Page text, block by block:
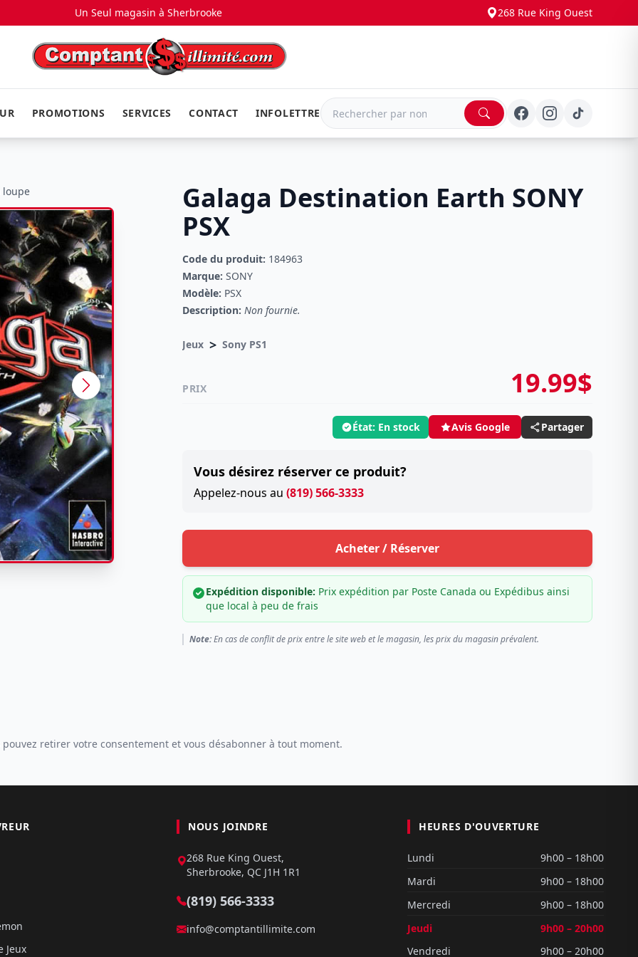
Un Seul magasin à Sherbrooke 268 Rue King Ouest
PROMOTIONS SERVICES CONTACT INFOLETTRE
loupe
Galaga Destination Earth SONY
PSX
Code du produit: 184963
Marque: SONY
Modèle: PSX
Description: Non fournie.
Jeux > Sony PS1
PRIX 19.99$
État: En stock Avis Google Partager
Vous désirez réserver ce produit?
Appelez-nous au (819) 566-3333
Acheter / Réserver
Expédition disponible: Prix expédition par Poste Canada ou Expédibus ainsi
que local à peu de frais
Note:En cas de conflit de prix entre le site web et le magasin, les prix du magasin prévalent.
pouvez retirer votre consentement et vous désabonner à tout moment.
Jeux
NOUS JOINDRE
268 Rue King Ouest,
Sherbrooke, QC J1H 1R1
(819) 566-3333
info@comptantillimite.com
HEURES D'OUVERTURE
Lundi
9h00 – 18h00
Mardi
9h00 – 18h00
Mercredi
9h00 – 18h00
Jeudi
9h00 – 20h00
Vendredi
9h00 – 20h00